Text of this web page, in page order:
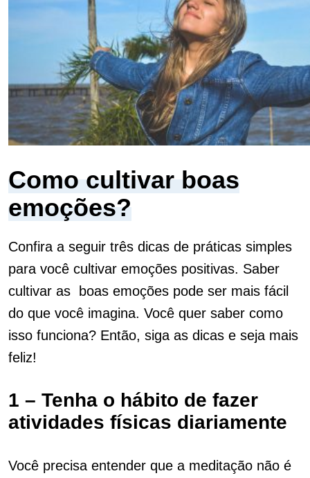
Como cultivar boas
emoções?
Confira a seguir três dicas de práticas simples
para você cultivar emoções positivas. Saber
cultivar as boas emoções pode ser mais fácil
do que você imagina. Você quer saber como
isso funciona? Então, siga as dicas e seja mais
feliz!
1 – Tenha o hábito de fazer
atividades físicas diariamente
Você precisa entender que a meditação não é